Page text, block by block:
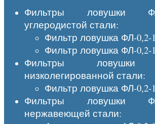
Фильтры ловушки
углеродистой стали:
Фильтр ловушка ФЛ-0,2-
Фильтр ловушка ФЛ-0,2-
Фильтры
низколегированной стали:
Фильтр ловушка ФЛ-0,2-
Фильтры ловушки
нержавеющей стали: